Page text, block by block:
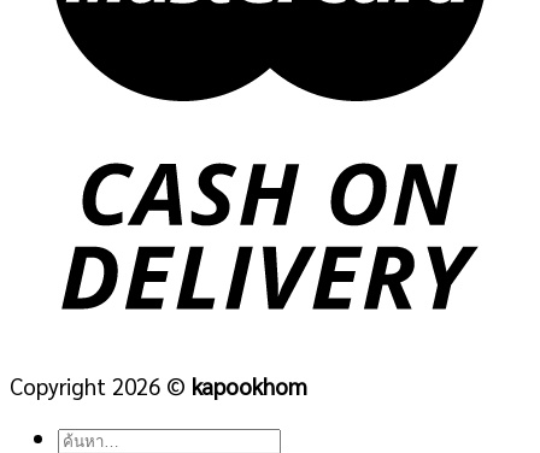
Copyright 2026 © kapookhom
ค้นหา: